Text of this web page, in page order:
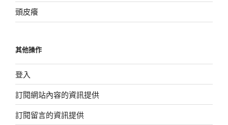
頭皮癢
其他操作
登入
訂閱網站內容的資訊提供
訂閱留言的資訊提供